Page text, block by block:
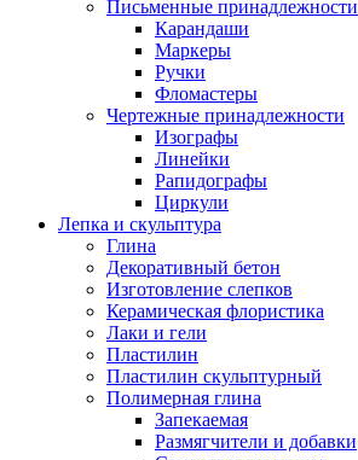
Письменные принадлежности
Карандаши
Маркеры
Ручки
Фломастеры
Чертежные принадлежности
Изографы
Линейки
Рапидографы
Циркули
Лепка и скульптура
Глина
Декоративный бетон
Изготовление слепков
Керамическая флористика
Лаки и гели
Пластилин
Пластилин скульптурный
Полимерная глина
Запекаемая
Размягчители и добавки